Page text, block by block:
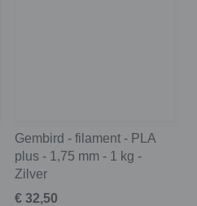
Gembird - filament - PLA
plus - 1,75 mm - 1 kg -
Zilver
€ 32,50